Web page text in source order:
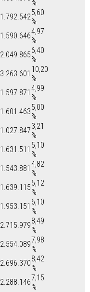
%
1.792.5425,60
%
1.590.6464,97
%
2.049.8656,40
%
3.263.601 10,20
%
1.597.871 4,99
%
1.601.4635,00
%
1.027.8473,21
%
1.631.511 5,10
%
1.543.881 4,82
%
1.639.1155,12
%
1.953.151 6,10
%
2.715.9798,49
%
2.554.0897,98
%
2.696.3708,42
%
2.288.1467,15
%